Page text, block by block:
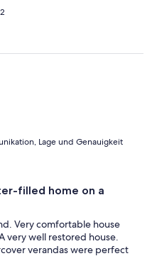
Lage und Genauigkeit
filled home on a
Very comfortable house
very well restored house.
verandas were perfect